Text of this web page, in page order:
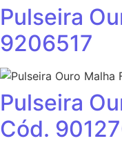
Pulseira
9206517
Pulseira
Cód.